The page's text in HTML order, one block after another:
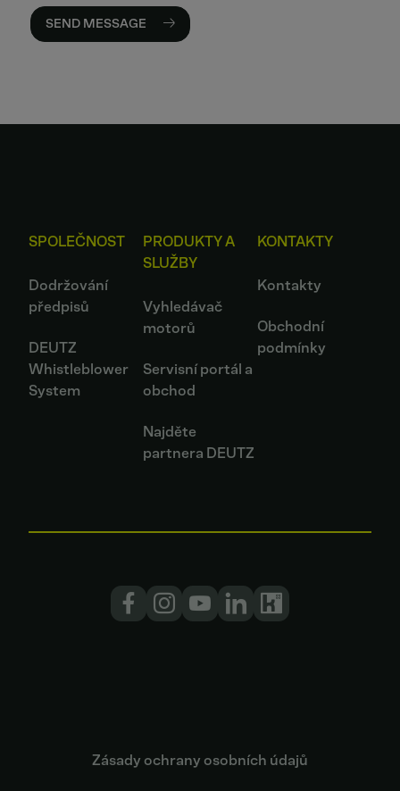
SEND MESSAGE
SPOLEČNOST
Dodržování
předpisů
DEUTZ
Whistleblower
System
PRODUKTY A
SLUŽBY
Vyhledávač
motorů
Servisní portál a
obchod
Najděte
partnera DEUTZ
KONTAKTY
Kontakty
Obchodní
podmínky
Zásady ochrany osobních údajů